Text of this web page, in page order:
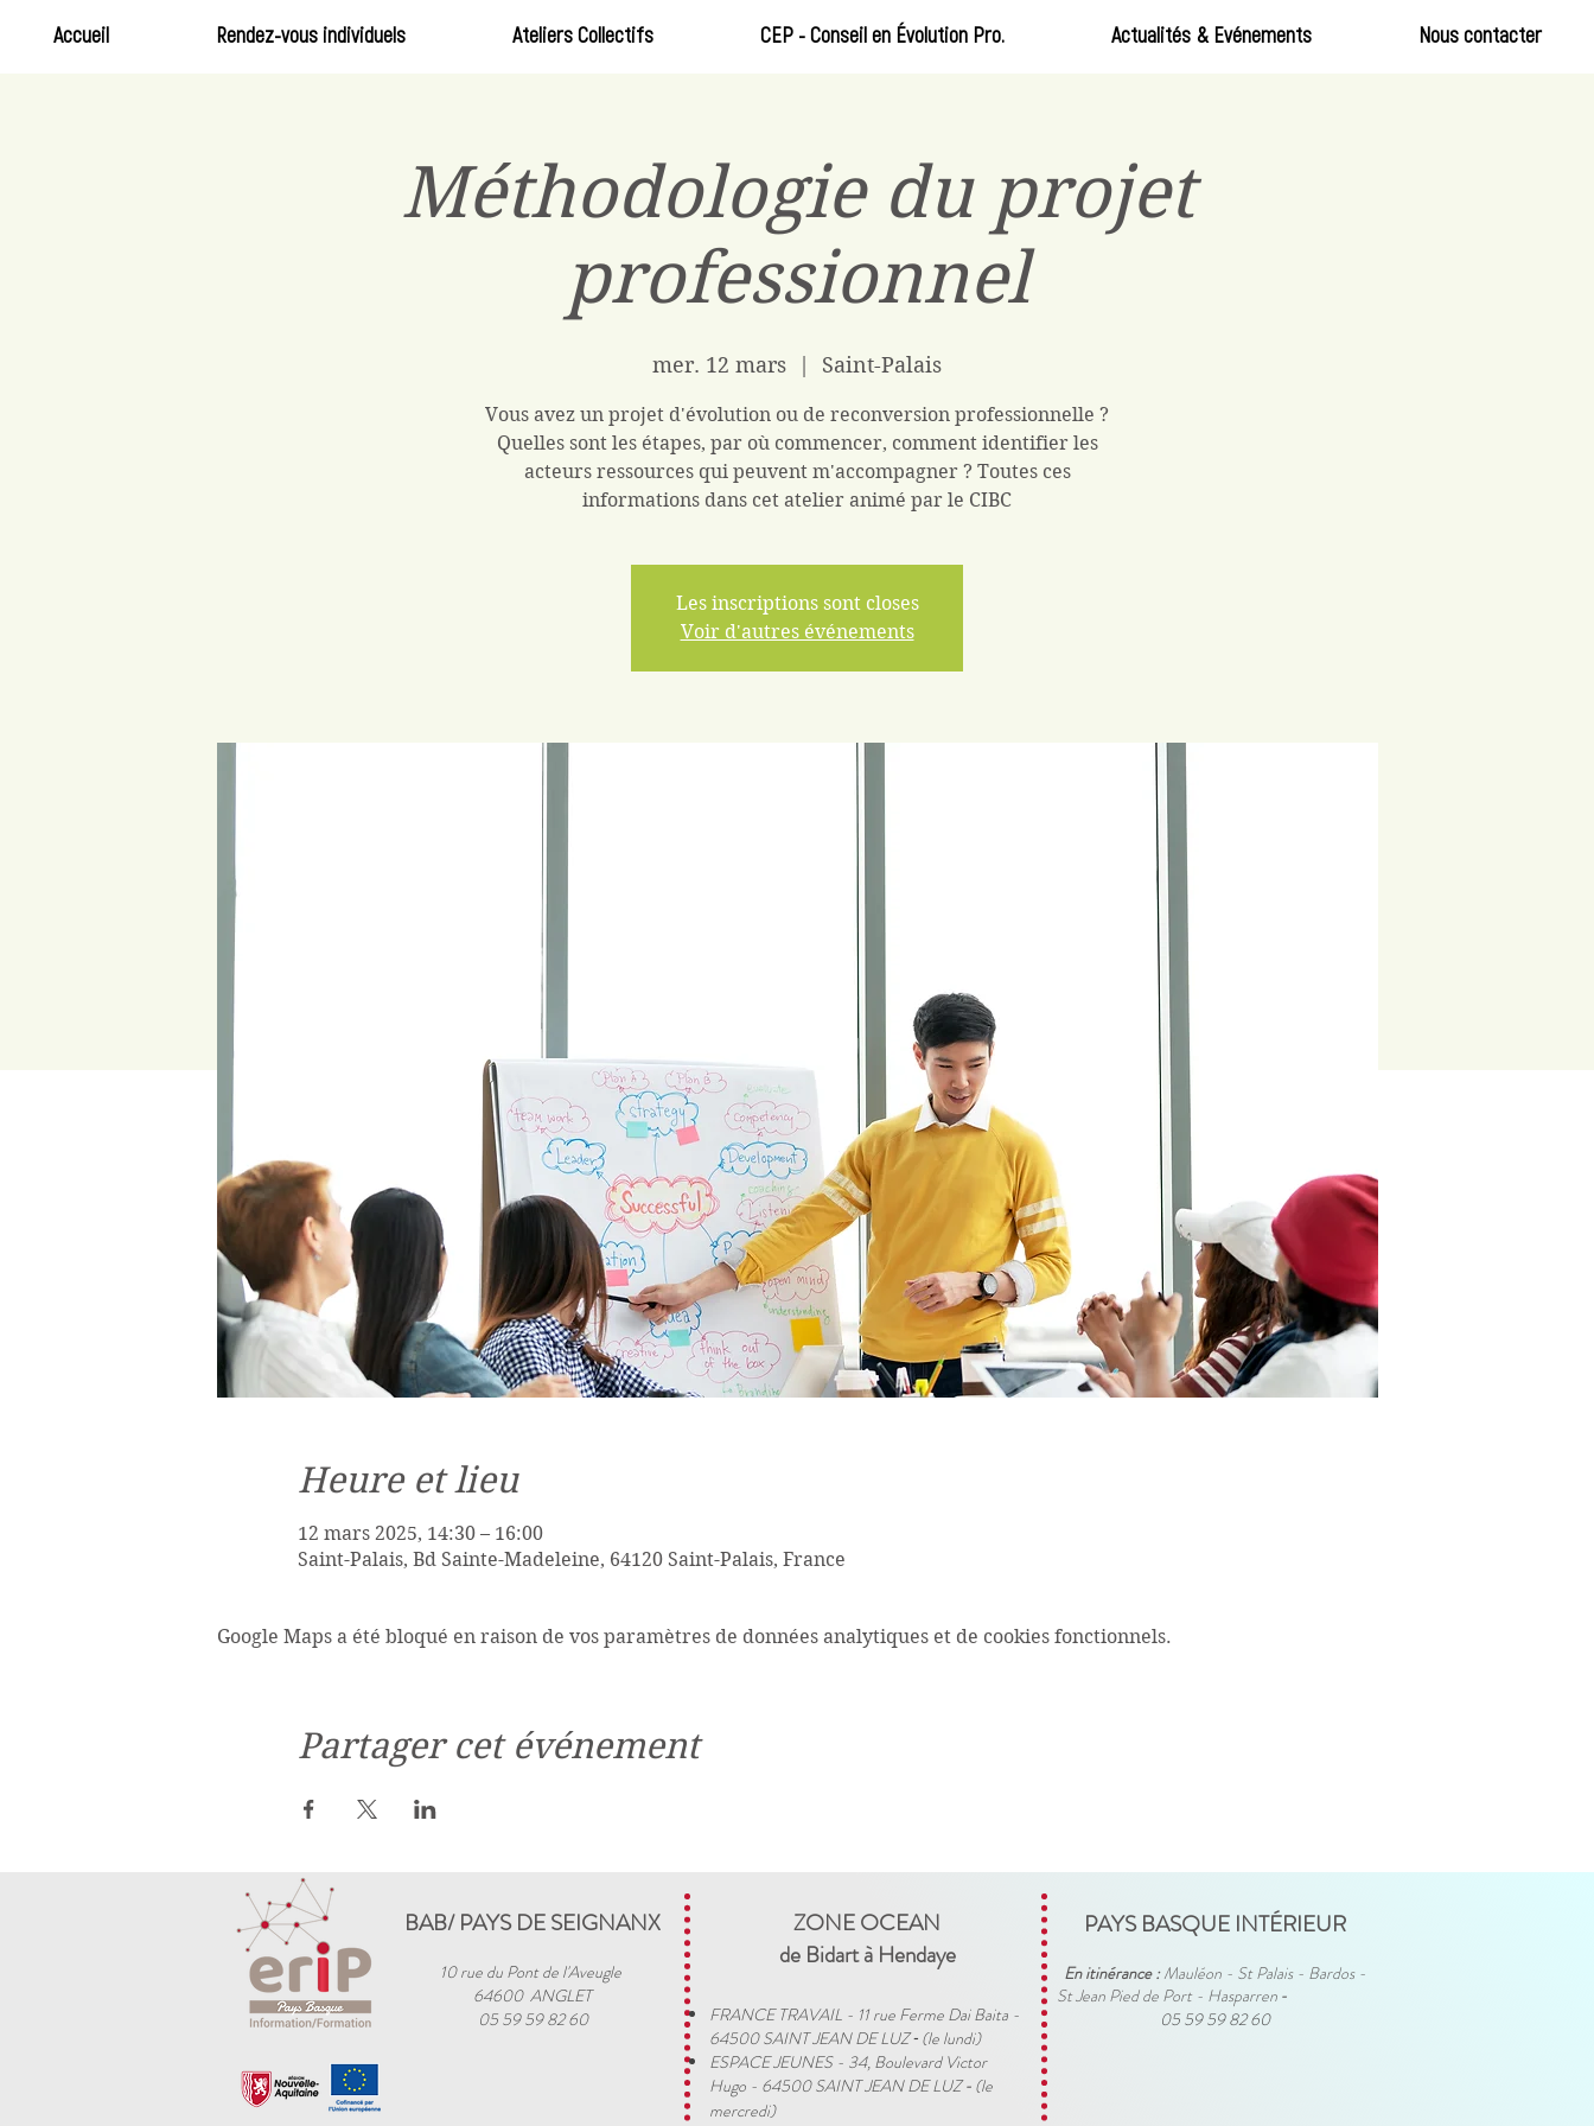
Accueil Rendez-vous individuels Ateliers Collectifs CEP - Conseil en Évolution Pro. Actualités & Evénements Nous contacter
Méthodologie du projet
professionnel
mer. 12 mars Saint-Palais
Vous avez un projet d'évolution ou de reconversion professionnelle ?
Quelles sont les étapes, par où commencer, comment identifier les
acteurs ressources qui peuvent m'accompagner ? Toutes ces
informations dans cet atelier animé par le CIBC
Les inscriptions sont closes
Voir d'autres événements
Heure et lieu
12 mars 2025, 14:30 – 16:00
Saint-Palais, Bd Sainte-Madeleine, 64120 Saint-Palais, France
Google Maps a été bloqué en raison de vos paramètres de données analytiques et de cookies fonctionnels.
Partager cet événement
BAB/ PAYS DE SEIGNANX
10 rue du Pont de l'Aveugle
64600 ANGLET
05 59 59 82 60
ZONE OCEAN
de Bidart à Hendaye​
FRANCE TRAVAIL - 11 rue Ferme Dai Baita -
64500 SAINT JEAN DE LUZ​ - (le lundi)
ESPACE JEUNES - 34, Boulevard Victor
Hugo - 64500 SAINT JEAN DE LUZ- (le
mercredi)
PAYS BASQUE INTÉRIEUR
En itinérance :Mauléon - St Palais - Bardos -
St Jean Pied de Port - Hasparren -
05 59 59 82 60